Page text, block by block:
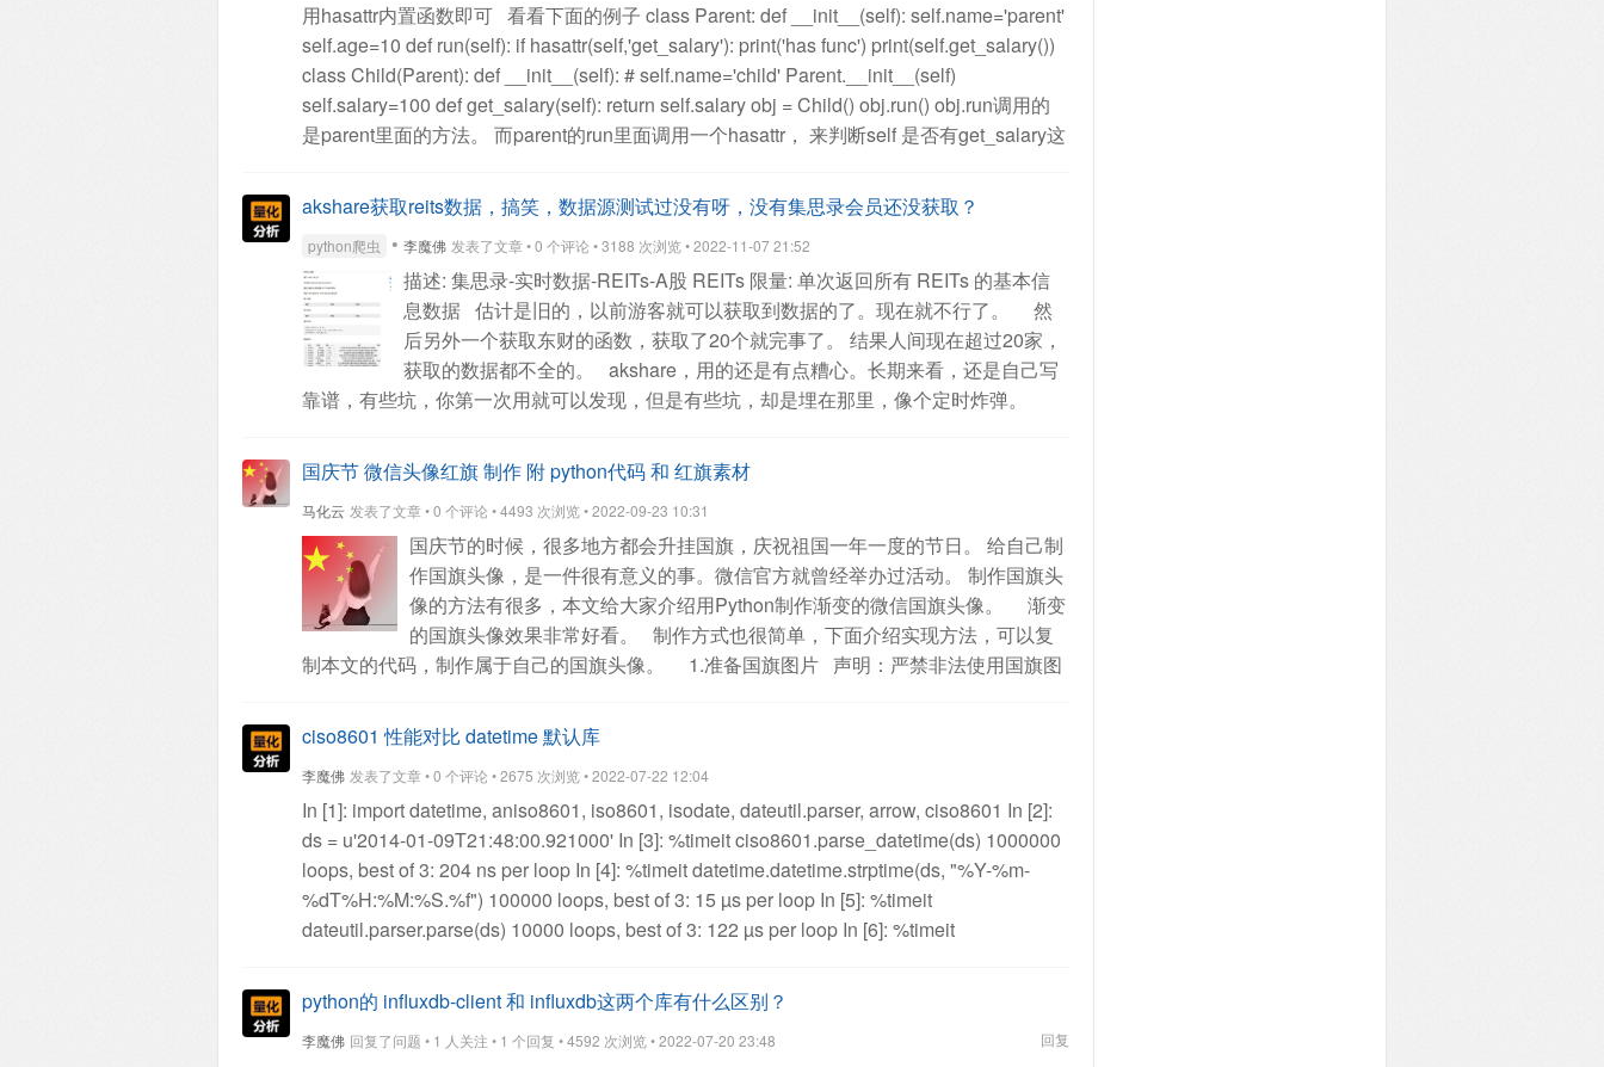
用hasattr内置函数即可 看看下面的例子 class Parent: def __init__(self): self.name='parent'
self.age=10 def run(self): if hasattr(self,'get_salary'): print('has func') print(self.get_salary())
class Child(Parent): def __init__(self): # self.name='child' Parent.__init__(self)
self.salary=100 def get_salary(self): return self.salaryobj = Child() obj.run() obj.run调用的
是parent里面的方法。
而parent的run里面调用一个hasattr， 来判断self 是否有get_salary这
get_salary方法（属性）的，所以hasatrr 是返回true， 然后调用子类的self.get_salary
程序没有报错。打印正确的返回数据
akshare获取reits数据，搞笑，数据源测试过没有呀，没有集思录会员还没获取？
python爬虫 • 李魔佛 发表了文章 • 0 个评论 • 3188 次浏览 • 2022-11-07 21:52
描述: 集思录-实时数据-REITs-A股 REITs 限量: 单次返回所有 REITs 的基本信
息数据 估计是旧的，以前游客就可以获取到数据的了。现在就不行了。
然
后另外一个获取东财的函数，获取了20个就完事了。
结果人间现在超过20家，
获取的数据都不全的。
akshare，用的还是有点糟心。长期来看，还是自己写
靠谱，有些坑，你第一次用就可以发现，但是有些坑，却是埋在那里，像个定时炸弹。
国庆节 微信头像红旗 制作 附 python代码 和 红旗素材
马化云 发表了文章 • 0 个评论 • 4493 次浏览 • 2022-09-23 10:31
国庆节的时候，很多地方都会升挂国旗，庆祝祖国一年一度的节日。
给自己制
作国旗头像，是一件很有意义的事。微信官方就曾经举办过活动。
制作国旗头
像的方法有很多，本文给大家介绍用Python制作渐变的微信国旗头像。
渐变
的国旗头像效果非常好看。
制作方式也很简单，下面介绍实现方法，可以复
制本文的代码，制作属于自己的国旗头像。
1.准备国旗图片 声明：严禁非法使用国旗图
准备头像图片登录自己的微信，打开个人信息，点击头像，点击右上角的三个点，将图片
保存到手机，
然后将图片传到电脑上。
取的一张600*600像素的头像图片。 准备好后，将国旗图片和头像图片拷贝到代码同一个目
录下。 代码实现 先安装Python中用于处理图片的pillow库。pip install pillow安装完成
后，使用pillow库来制作国旗头像。只需要十几行代码就能实现。完整代码如下。
#
coding=utf-8from PIL import Image import mathkey = 3.2# 修改key值可以调整国旗的范
围，推荐2~4之间的数字，支持小数motherland_flag = Image.open('flag-1024.png')
head_picture = Image.open('mmexport1663893338571.png')# 截图国旗上的五颗五角星
flag_height+66, flag_height))# 将国旗截图处理成颜色渐变
in range(flag_height):
= 255 - int(distance//key) new_color = (*color[0:-1], alpha if alpha > 0 else 0)
ciso8601 性能对比 datetime 默认库
李魔佛 发表了文章 • 0 个评论 • 2675 次浏览 • 2022-07-22 12:04
In [1]: import datetime, aniso8601, iso8601, isodate, dateutil.parser, arrow, ciso8601 In [2]:
ds = u'2014-01-09T21:48:00.921000' In [3]: %timeit ciso8601.parse_datetime(ds) 1000000
loops, best of 3: 204 ns per loop In [4]: %timeit datetime.datetime.strptime(ds, "%Y-%m-
%dT%H:%M:%S.%f") 100000 loops, best of 3: 15 µs per loop In [5]: %timeit
dateutil.parser.parse(ds) 10000 loops, best of 3: 122 µs per loop In [6]: %timeit
iso8601.parse_date(ds) 10000 loops, best of 3: 42 µs per loop
isodate.parse_datetime(ds)
10000 loops, best of 3: 69.4 µs per loop
arrow.get(ds).datetime10000 loops, best of 3: 87 µs per loopIn [1]: import datetime,
python的 influxdb-client 和 influxdb这两个库有什么区别？
回复
李魔佛 回复了问题 • 1 人关注 • 1 个回复 • 4592 次浏览 • 2022-07-20 23:48